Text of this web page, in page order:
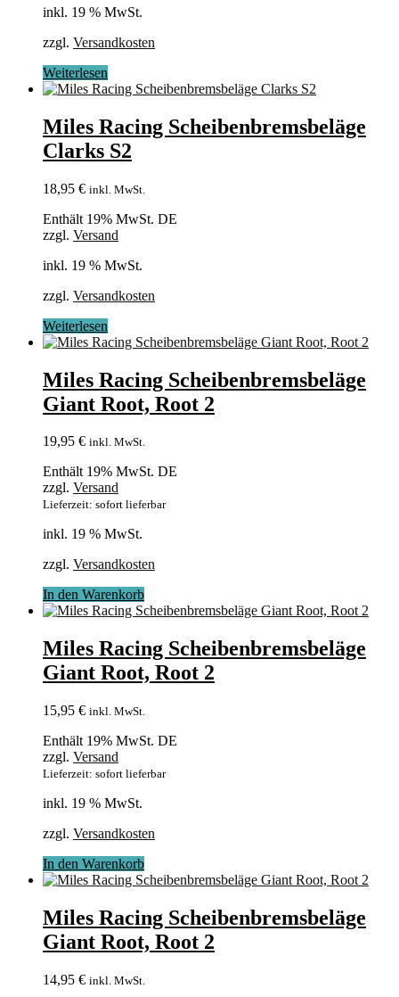
inkl. 19 % MwSt.
zzgl. Versandkosten
Weiterlesen
Miles Racing Scheibenbremsbeläge
Clarks S2
18,95 € inkl. MwSt.
Enthält 19% MwSt. DE
zzgl. Versand
inkl. 19 % MwSt.
zzgl. Versandkosten
Weiterlesen
Miles Racing Scheibenbremsbeläge
Giant Root, Root 2
19,95 € inkl. MwSt.
Enthält 19% MwSt. DE
zzgl. Versand
Lieferzeit: sofort lieferbar
inkl. 19 % MwSt.
zzgl. Versandkosten
In den Warenkorb
Miles Racing Scheibenbremsbeläge
Giant Root, Root 2
15,95 € inkl. MwSt.
Enthält 19% MwSt. DE
zzgl. Versand
Lieferzeit: sofort lieferbar
inkl. 19 % MwSt.
zzgl. Versandkosten
In den Warenkorb
Miles Racing Scheibenbremsbeläge
Giant Root, Root 2
14,95 € inkl. MwSt.